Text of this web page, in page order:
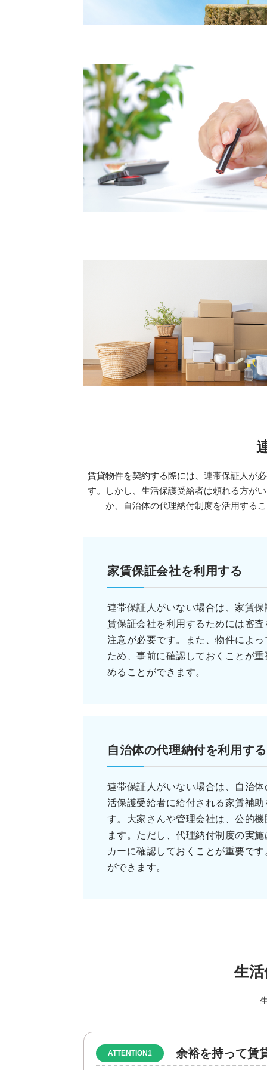
賃貸物件を契約する際には、連帯保証人が
す。しかし、生活保護受給者は頼れる方が
か、自治体の代理納付制度を活用する
家賃保証会社を利用する
連帯保証人がいない場合は、家賃
賃保証会社を利用するためには審
注意が必要です。また、物件によ
ため、事前に確認しておくことが
めることができます。
自治体の代理納付を利用する
連帯保証人がいない場合は、自治
活保護受給者に給付される家賃補
す。大家さんや管理会社は、公的
ます。ただし、代理納付制度の実
カーに確認しておくことが重要で
ができます。
生
ATTENTION1 余裕を持って賃